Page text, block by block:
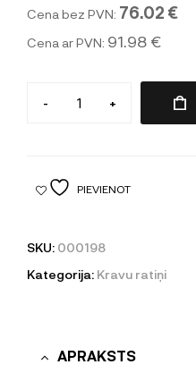
Cena bez PVN: 76.02 €
Cena ar PVN: 91.98 €
- +
PIEVIENOT
SKU: 000198
Kategorija: Kravu ratiņi
APRAKSTS